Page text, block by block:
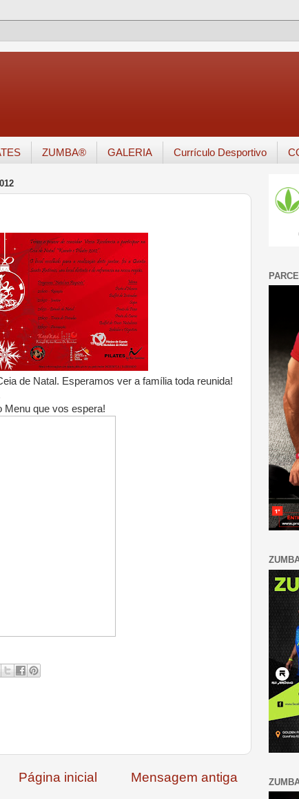
ZUMBA® GALERIA Currículo Desportivo
de Natal. Esperamos ver a família toda reunida!
Menu que vos espera!
Mensagem antiga
Página inicial